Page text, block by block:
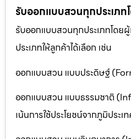
รับออกแบบสวนทุกประเภท
รับออกแบบสวนทุกประเภทโด
ประเภทให้ลูกค้าได้เลือก เช่น
ออกแบบสวน แบบประดิษฐ์
ออกแบบสวน แบบธรรมชาติ
เน้นการใช้ประโยชน์จากภูมิประเ